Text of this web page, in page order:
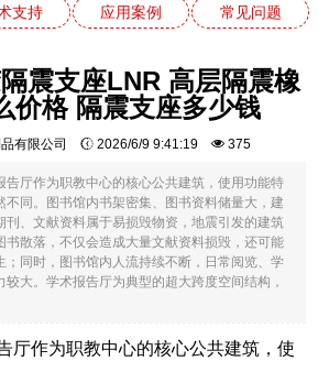
支持 应用案例 常见问题
震支座LNR 高层隔震橡
价格 隔震支座多少钱
品有限公司 2026/6/9 9:41:19 375
告厅作为职教中心的核心公共建筑，使用功能特
不同。图书馆内书架密集、图书资料储量大，建
刊、文献资料属于易损毁物资，地震引发的建筑
书散落，不仅会造成大量文献资料损毁，还可能
；同时，图书馆内人流持续不断，日常阅览、学
大。学术报告厅为典型的超大跨度空间结构，
厅作为职教中心的核心公共建筑，使